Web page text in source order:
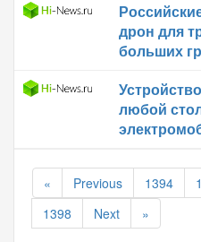
дрон для
больших
любой
« Previous 1394
1398
Next »